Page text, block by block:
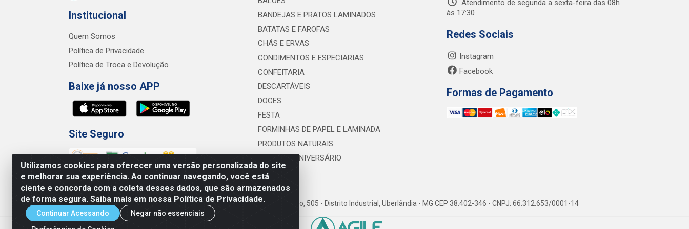
Utilizamos cookies para oferecer uma versão personalizada do site
e melhorar sua experiência. Ao continuar navegando, você está
ciente e concorda com a coleta desses dados, que são armazenados
de forma segura. Saiba mais em nossa Política de Privacidade.
Continuar Acessando
Negar não essenciais
Institucional
Quem Somos
Política de Privacidade
Política de Troca e Devolução
Baixe já nosso APP
Site Seguro
BANDEJAS E PRATOS LAMINADOS
BATATAS E FAROFAS
CHÁS E ERVAS
CONDIMENTOS E ESPECIARIAS
CONFEITARIA
DESCARTÁVEIS
DOCES
FESTA
FORMINHAS DE PAPEL E LAMINADA
PRODUTOS NATURAIS
VELAS DE ANIVERSÁRIO
Atendimento de segunda a sexta-feira das 08h
às 17:30
Redes Sociais
Instagram
Facebook
Formas de Pagamento
Junco Industria e Comercio Ltda - R. Lineu Anterino Mariano, 505 - Distrito Industrial, Uberlândia - MG CEP 38.402-346 - CNPJ: 66.312.653/0001-14